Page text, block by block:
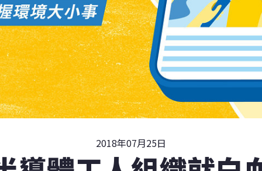
2018年07月25日